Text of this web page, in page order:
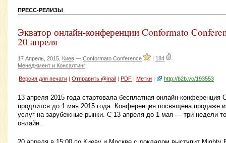
ПРЕСС-РЕЛИЗЫ
Экватор онлайн-конференции Conformato
20 апреля
17 Апрель, 2015, Киев — Conformato Conference | 184
Менеджмент и Консалтинг
Версия для печати Отправить @mail PDF Метки http://b2b.vc/193553
13 апреля 2015 года стартовала бесплатная онлайн-конференция
продлится до 1 мая 2015 года. Конференция посвящена продаже и
услуг на зарубежные рынки. С 13 апреля до 1 мая — три недели
онлайн.